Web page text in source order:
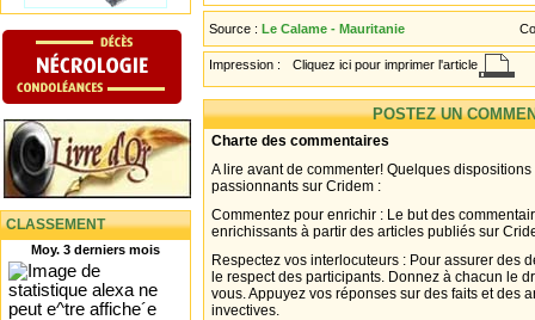
CLASSEMENT
Moy. 3 derniers mois
Source : Le Calame - Mauritanie
Impression : Cliquez ici pour imprimer l'article
POSTEZ UN
Charte des commentaires
A lire avant de commenter! Quelques
passionnants sur Cridem :
Commentez pour enrichir : Le but des
enrichissants à partir des articles publiés sur
Respectez vos interlocuteurs : Pour assurer des
le respect des participants. Donnez à chacun le
vous. Appuyez vos réponses sur des faits et des
invectives.